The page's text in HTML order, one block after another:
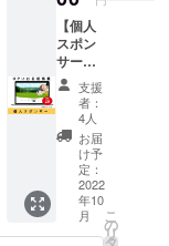
を抑制でき
つまりは
SDG'sの14
番海の豊か
さを守ろう
り、15番の
陸の豊かさ
りさせ
ていた
だきま
す。 な
お、支
援時に
上乗せ
支援が
可能で
す。 応
援の気
持ちの
上乗
せ、大
【個人
スポン
サー】
川原農
産の個
人スポ
ンサー
になれ
る権利
です。
川原農
産のHP
に支援
支援
者：
4人
お届
け予
定：
2022
年10
月
こ
の
リ